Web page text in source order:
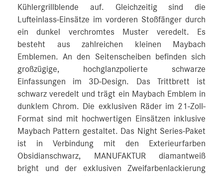
Kühlergrillblende auf. Gleichzeitig sind die
Lufteinlass-Einsätze im vorderen Stoßfänger durch
ein dunkel verchromtes Muster veredelt. Es
besteht aus zahlreichen kleinen Maybach
Emblemen. An den Seitenscheiben befinden sich
großzügige, hochglanzpolierte schwarze
Einfassungen im 3D-Design. Das Trittbrett ist
schwarz veredelt und trägt ein Maybach Emblem in
dunklem Chrom. Die exklusiven Räder im 21-Zoll-
Format sind mit hochwertigen Einsätzen inklusive
Maybach Pattern gestaltet. Das Night Series-Paket
ist in Verbindung mit den Exterieurfarben
Obsidianschwarz, MANUFAKTUR diamantweiß
bright und der exklusiven Zweifarbenlackierung